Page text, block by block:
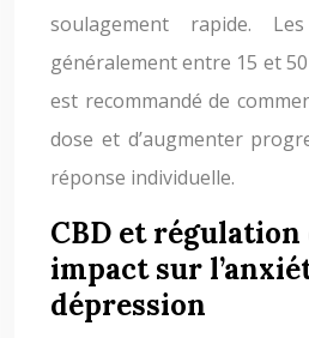
soulagement rapide.
généralement entre 15 et
est recommandé de
dose et d’augmenter
réponse individuelle.
CBD et régulation
impact sur
dépression